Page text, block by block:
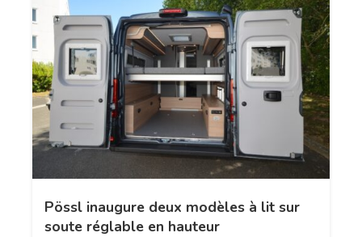
Pössl inaugure deux modèles à lit sur
soute réglable en hauteur